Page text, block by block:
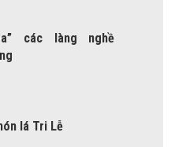
các làng nghề
lá Tri Lễ